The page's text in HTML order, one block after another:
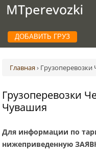
ДОБАВИТЬ ГРУЗ
Главная ›
Грузоперевозки
Чувашия
Для информации по
нижеприведенную